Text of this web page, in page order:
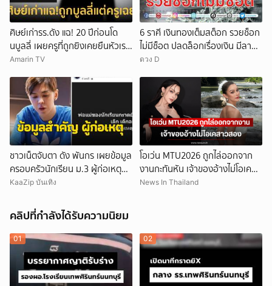
ศิษย์เก่ารร.ดัง แฉ! 20 ปีก่อนโด
นบูลลี่ เผยครูที่ถูกยิงเคยยืนหัวเราะ
ใส่
Amarin TV
6 ราศี เงินทองเต็มสต็อก รวยช็อก
ไม่มีช็อต ปลดล็อกเรื่องเงิน มีลาภ
ลอยจ่อคิว
ดวง D
ชาวเน็ตจับตา ดัง พันกร เผยข้อมูล
ครอบครัวนักเรียน ม.3 ผู้ก่อเหตุ
และที่มาอาวุธ
KaaZip บันเทิง
โอเว่น MTU2026 ถูกไล่ออกจาก
งานกะทันหัน เจ้าของอ้างไม่โอเคส
าวสอง
News In Thailand
คลิปที่กำลังได้รับความนิยม
01 02